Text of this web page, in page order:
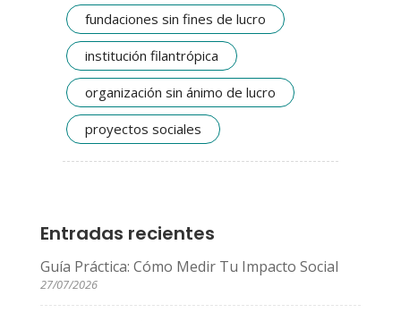
fundaciones sin fines de lucro
institución filantrópica
organización sin ánimo de lucro
proyectos sociales
Entradas recientes
Guía Práctica: Cómo Medir Tu Impacto Social
27/07/2026